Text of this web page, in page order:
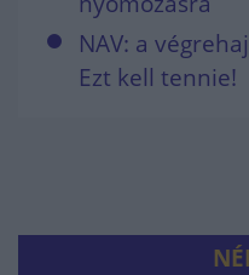
NAV: a
Ezt kell tennie!